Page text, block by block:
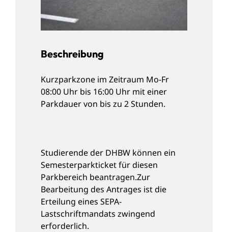
Beschreibung
Kurzparkzone im Zeitraum Mo-Fr
08:00 Uhr bis 16:00 Uhr mit einer
Parkdauer von bis zu 2 Stunden.
Studierende der DHBW können ein
Semesterparkticket für diesen
Parkbereich beantragen.Zur
Bearbeitung des Antrages ist die
Erteilung eines SEPA-
Lastschriftmandats zwingend
erforderlich.